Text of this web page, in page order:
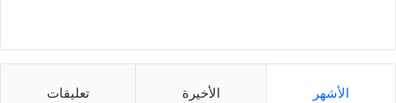
الأشهر الأخيرة تعليقات